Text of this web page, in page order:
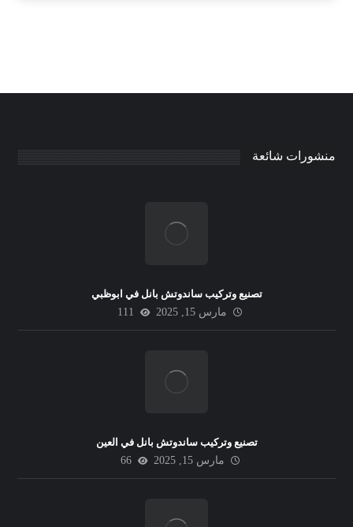
منشورات شائعة
تصنيع وتركيب ساندوتش بانل في ابوظبي
مارس 15, 2025
111
تصنيع وتركيب ساندوتش بانل في العين
مارس 15, 2025
66